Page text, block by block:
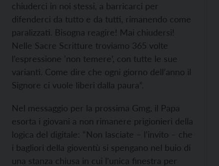
chiuderci in noi stessi, a barricarci per
difenderci da tutto e da tutti, rimanendo come
paralizzati. Bisogna reagire! Mai chiudersi!
Nelle Sacre Scritture troviamo 365 volte
l’espressione ‘non temere’, con tutte le sue
varianti. Come dire che ogni giorno dell’anno il
Signore ci vuole liberi dalla paura”.
Nel messaggio per la prossima Gmg, il Papa
esorta i giovani a non rimanere prigionieri della
logica del digitale: “Non lasciate – l’invito – che
i bagliori della gioventù si spengano nel buio di
una stanza chiusa in cui l’unica finestra per